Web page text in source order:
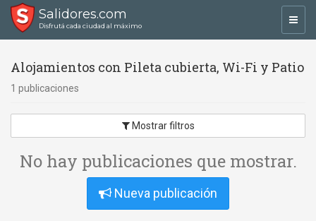
Salidores.com
Disfrutá cada ciudad al máximo
Alojamientos con Pileta cubierta, Wi-Fi y Patio
1 publicaciones
Mostrar filtros
No hay publicaciones que mostrar.
Nueva publicación